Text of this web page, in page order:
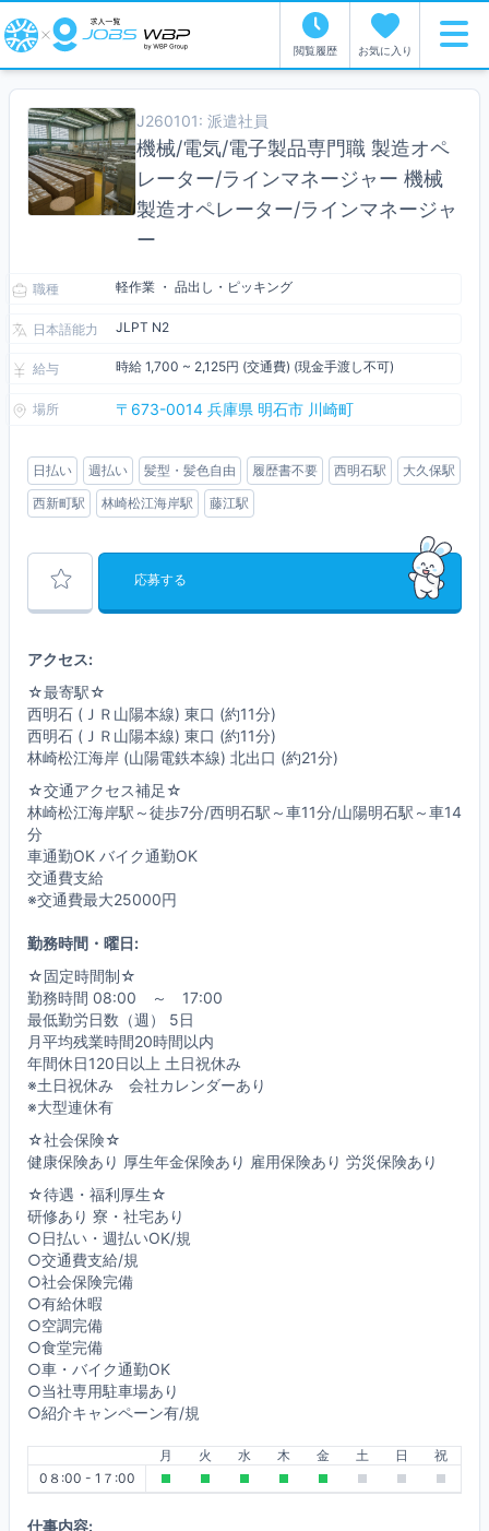
お気に入り
閲覧履歴
J260101: 派遣社員
機械/電気/電子製品専門職 製造オペ
レーター/ラインマネージャー 機械
製造オペレーター/ラインマネージャ
ー
職種 軽作業 ・ 品出し・ピッキング
日本語能力 JLPT N2
給与 時給 1,700 ~ 2,125円 (交通費) (現金手渡し不可)
場所 〒673-0014 兵庫県 明石市 川崎町
日払い 週払い 髪型・髪色自由 履歴書不要 西明石駅
大久保駅
西新町駅
林崎松江海岸駅 藤江駅
応募する
アクセス:
☆最寄駅☆
西明石 (ＪＲ山陽本線) 東口 (約11分)
西明石 (ＪＲ山陽本線) 東口 (約11分)
林崎松江海岸 (山陽電鉄本線) 北出口 (約21分)
☆交通アクセス補足☆
林崎松江海岸駅～徒歩7分/西明石駅～車11分/山陽明石駅～車14
分
車通勤OK バイク通勤OK
交通費支給
※交通費最大25000円
勤務時間・曜日:
☆固定時間制☆
勤務時間 08:00 ～ 17:00
最低勤労日数（週） 5日
月平均残業時間20時間以内
年間休日120日以上 土日祝休み
※土日祝休み 会社カレンダーあり
※大型連休有
☆社会保険☆
健康保険あり 厚生年金保険あり 雇用保険あり 労災保険あり
☆待遇・福利厚生☆
研修あり 寮・社宅あり
○日払い・週払いOK/規
○交通費支給/規
○社会保険完備
○有給休暇
○空調完備
○食堂完備
○車・バイク通勤OK
○当社専用駐車場あり
○紹介キャンペーン有/規
月 火 水 木 金 土 日
祝
0８:00 - 1７:00
仕事内容: